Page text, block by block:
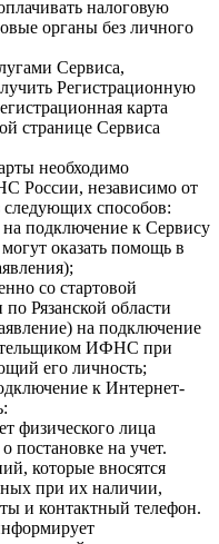
налоговую
органы без личного
Сервиса,
Регистрационную
карта
странице Сервиса
необходимо
России, независимо от
следующих способов:
подключение к Сервису
оказать помощь в
со стартовой
Рязанской области
на подключение
ИФНС при
его личность;
к Интернет-
физического лица
постановке на учет.
которые вносятся
при их наличии,
и контактный телефон.